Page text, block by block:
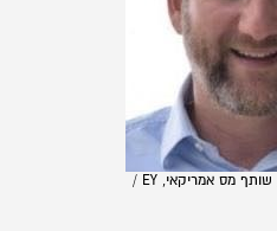
ד"ר אמיר חנצ'ינסקי, שותף מס אמריקאי, EY /